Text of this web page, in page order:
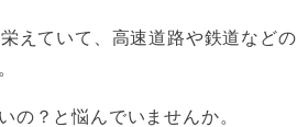
えていて、高速道路や鉄道などの
の？と悩んでいませんか。